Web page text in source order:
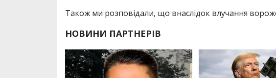
Також ми розповідали, що внаслідок влучання